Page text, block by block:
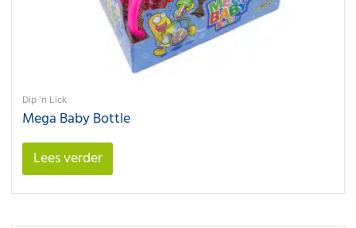
Dip 'n Lick
Mega Baby Bottle
Lees verder